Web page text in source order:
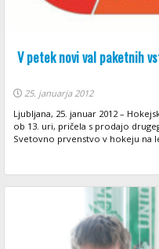
V petek novi val paketnih
25. januarja 2012
Ljubljana, 25. januar 2012 –
ob 13. uri, pričela s prodajo
Svetovno prvenstvo v hokeju na